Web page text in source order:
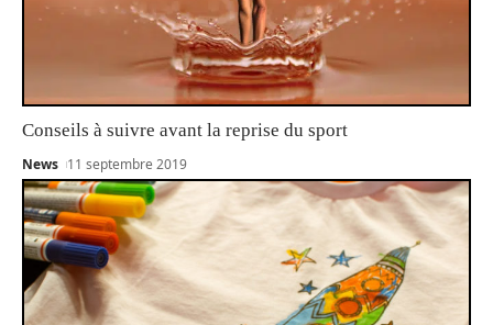
Conseils à suivre avant la reprise du sport
News 11 septembre 2019